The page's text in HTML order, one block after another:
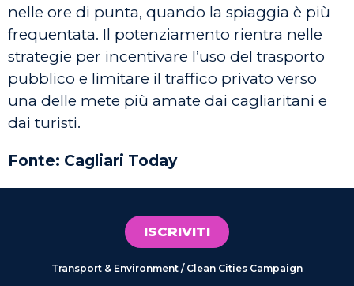
nelle ore di punta, quando la spiaggia è più
frequentata. Il potenziamento rientra nelle
strategie per incentivare l’uso del trasporto
pubblico e limitare il traffico privato verso
una delle mete più amate dai cagliaritani e
dai turisti.
Fonte: Cagliari Today
ISCRIVITI
Transport & Environment / Clean Cities Campaign